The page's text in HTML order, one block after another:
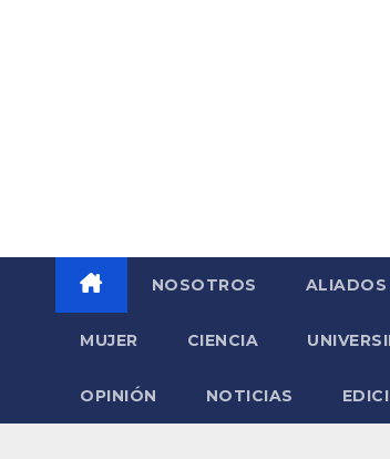
NOSOTROS ALIADOS
MUJER CIENCIA
OPINIÓN NOTICIAS